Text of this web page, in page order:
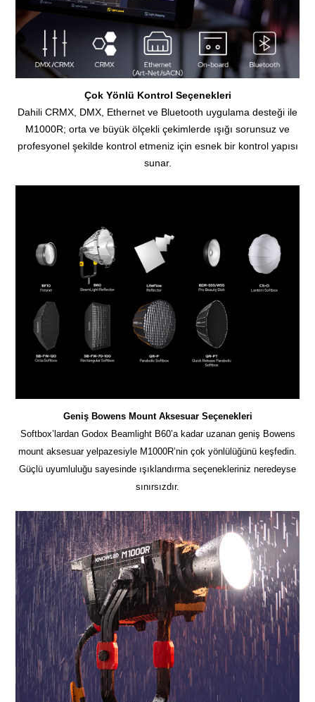
Çok Yönlü Kontrol Seçenekleri
Dahili CRMX, DMX, Ethernet ve Bluetooth uygulama desteği ile
M1000R; orta ve büyük ölçekli çekimlerde ışığı sorunsuz ve
profesyonel şekilde kontrol etmeniz için esnek bir kontrol yapısı
sunar.
Geniş Bowens Mount Aksesuar Seçenekleri
Softbox’lardan Godox Beamlight B60’a kadar uzanan geniş Bowens
mount aksesuar yelpazesiyle M1000R’nin çok yönlülüğünü keşfedin.
Güçlü uyumluluğu sayesinde ışıklandırma seçenekleriniz neredeyse
sınırsızdır.